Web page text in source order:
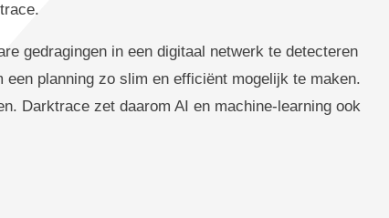
gedragingen in een digitaal netwerk te detecteren
planning zo slim en efficiënt mogelijk te maken.
Darktrace zet daarom AI en machine-learning ook